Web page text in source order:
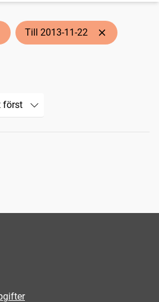
Till 2013-11-22